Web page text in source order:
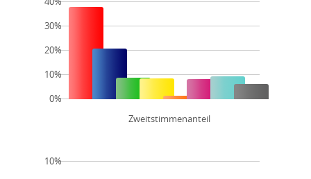
Zweitstimmenanteil
30%
20%
10%
0%
10%